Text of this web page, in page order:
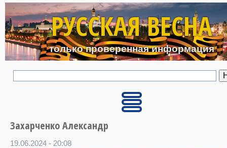
Перейти к основному
РУССКАЯ ВЕСНА
только проверенная информация
Захарченко Александр
19.06.2024 - 20:08